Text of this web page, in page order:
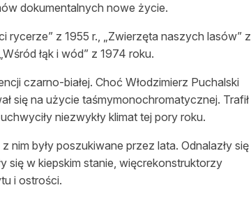
dokumentalnych nowe życie.
z 1955 r., „Zwierzęta naszych lasów” z
łąk i wód” z 1974 roku.
czarno-białej. Choć Włodzimierz Puchalski
się na użycie taśmymonochromatycznej. Trafił
niezwykły klimat tej pory roku.
nim były poszukiwane przez lata. Odnalazły się
się w kiepskim stanie, więcrekonstruktorzy
i ostrości.